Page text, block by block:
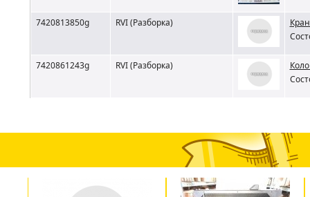
7420813850g RVI (Разборка)
7420861243g RVI (Разборка)